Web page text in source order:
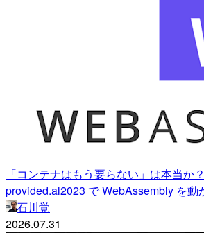
「コンテナはもう要らない」は本当か
provided.al2023 で WebAssembly を動
石川覚
2026.07.31